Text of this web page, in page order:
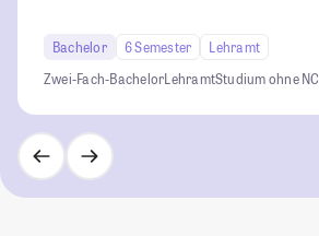
Bachelor 6 Semester
Lehramt
Zwei-Fach-BachelorLehramtStudium ohne NC